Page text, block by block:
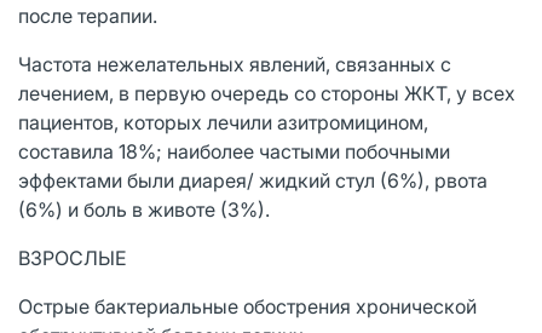
после терапии.
Частота нежелательных явлений, связанных с
лечением, в первую очередь со стороны ЖКТ, у всех
пациентов, которых лечили азитромицином,
составила 18%; наиболее частыми побочными
эффектами были диарея/ жидкий стул (6%), рвота
(6%) и боль в животе (3%).
ВЗРОСЛЫЕ
Острые бактериальные обострения хронической